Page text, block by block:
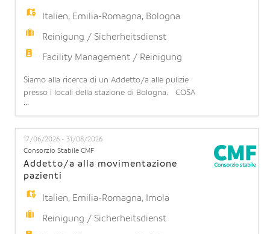
Italien, Emilia-Romagna, Bologna
Reinigung / Sicherheitsdienst
Facility Management / Reinigung
Siamo alla ricerca di un Addetto/a alle pulizie
presso i locali della stazione di Bologna. COSA
OFFRIAMO: Contratto part-time: 15 ore settimanali
(part time orizzontale 37,5%) su 5 giorni lavorativi
a settimana (turnazione da lunedì a domenica).
Possibilità di stabilità: l'opportunità di operare in
...
17/06/2026 - 31/08/2026
Consorzio Stabile CMF
Addetto/a alla movimentazione
pazienti
Italien, Emilia-Romagna, Imola
Reinigung / Sicherheitsdienst